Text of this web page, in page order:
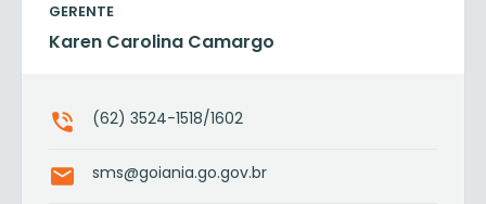
GERENTE
Karen Carolina Camargo
(62) 3524-1518/1602
sms@goiania.go.gov.br